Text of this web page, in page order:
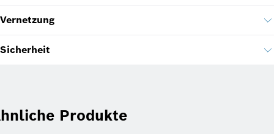
Vernetzung
Sicherheit
Produkte